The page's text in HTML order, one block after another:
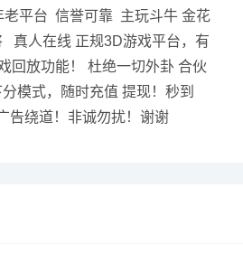
老平台 信誉可靠 主玩斗牛 金花
真人在线 正规3D游戏平台，有
回放功能！ 杜绝一切外卦 合伙
模式，随时充值 提现！秒到
告绕道！非诚勿扰！谢谢